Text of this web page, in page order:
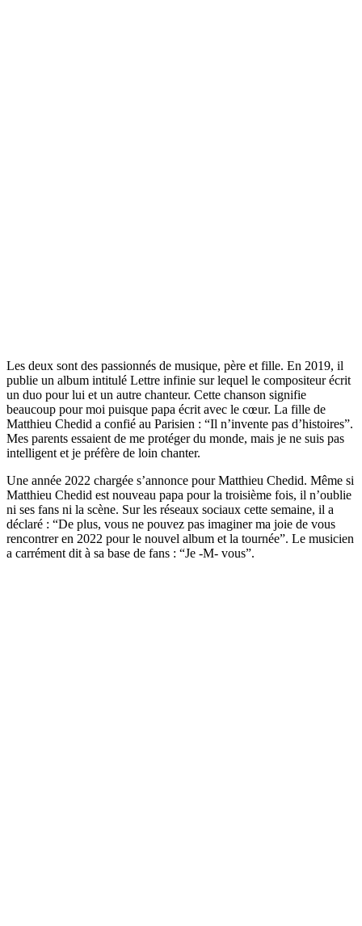
Les deux sont des passionnés de musique, père et fille. En 2019, il
publie un album intitulé Lettre infinie sur lequel le compositeur écrit
un duo pour lui et un autre chanteur. Cette chanson signifie
beaucoup pour moi puisque papa écrit avec le cœur. La fille de
Matthieu Chedid a confié au Parisien : “Il n’invente pas d’histoires”.
Mes parents essaient de me protéger du monde, mais je ne suis pas
intelligent et je préfère de loin chanter.
Une année 2022 chargée s’annonce pour Matthieu Chedid. Même si
Matthieu Chedid est nouveau papa pour la troisième fois, il n’oublie
ni ses fans ni la scène. Sur les réseaux sociaux cette semaine, il a
déclaré : “De plus, vous ne pouvez pas imaginer ma joie de vous
rencontrer en 2022 pour le nouvel album et la tournée”. Le musicien
a carrément dit à sa base de fans : “Je -M- vous”.